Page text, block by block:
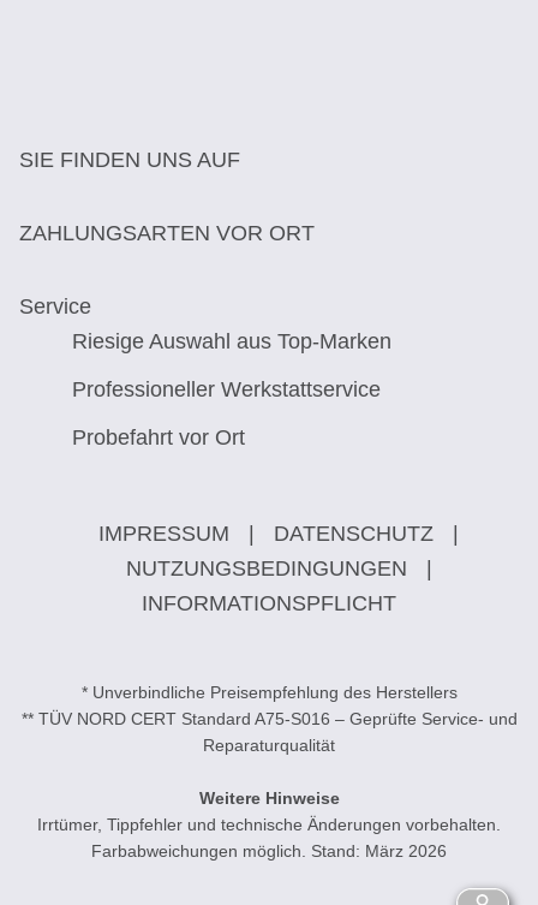
SIE FINDEN UNS AUF
ZAHLUNGSARTEN VOR ORT
Service
Riesige Auswahl aus Top-Marken
Professioneller Werkstattservice
Probefahrt vor Ort
IMPRESSUM DATENSCHUTZ
NUTZUNGSBEDINGUNGEN
INFORMATIONSPFLICHT
* Unverbindliche Preisempfehlung des Herstellers
** TÜV NORD CERT Standard A75-S016 – Geprüfte Service- und
Reparaturqualität
Weitere Hinweise
Irrtümer, Tippfehler und technische Änderungen vorbehalten.
Farbabweichungen möglich. Stand: März 2026